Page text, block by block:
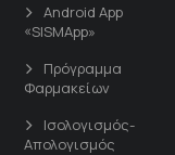
Android App
«SISMApp»
Πρόγραμμα
Φαρμακείων
Ισολογισμός-
Απολογισμός